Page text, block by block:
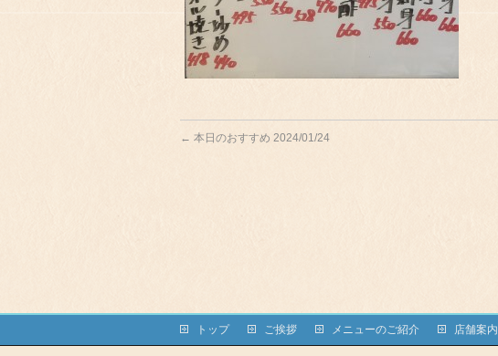
← 本日のおすすめ 2024/01/24
トップ ご挨拶 メニューのご紹介 店舗案内